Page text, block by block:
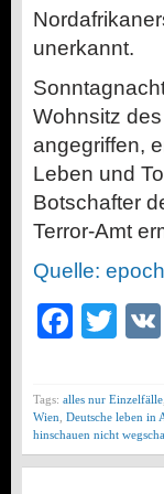
unerkannt.
Wohnsitz
angegriffen,
Leben und
Botschafter
Terror-Amt
Quelle:
Tags: alles nur Einzelfälle
Wien Deutsche leben in
hinschauen nicht